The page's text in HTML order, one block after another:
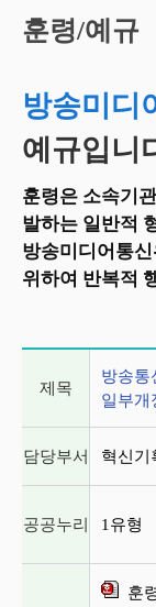
시
작
훈령/예규
방송미디
예규입니
훈령은 소속기
발하는 일반적
방송미디어통
위하여 반복적
제목
방송통
일부개
담당부서 혁신기
공공누리 1유형
훈